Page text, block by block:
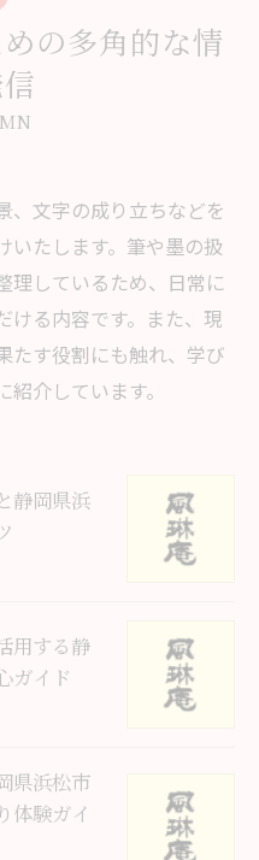
の多角的な情
、文字の成り立ちなどを
いたします。筆や墨の扱
理しているため、日常に
ける内容です。また、現
たす役割にも触れ、学び
介しています。
静岡県浜
用する静
ガイド
県浜松市
体験ガイ